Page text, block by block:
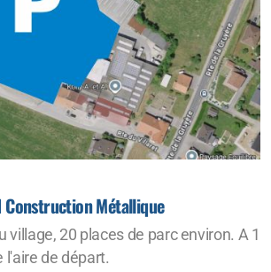
Métallique
village, 20 places de parc environ. A 1
l'aire de départ.